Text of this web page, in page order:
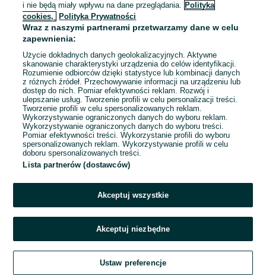
To ogłoszenie nie jest już dostępne
Przejdź na stronę główną
i nie będą miały wpływu na dane przeglądania. Polityka
cookies,
Polityka Prywatności
Wraz z naszymi partnerami przetwarzamy dane w celu
zapewnienia:
Użycie dokładnych danych geolokalizacyjnych. Aktywne
skanowanie charakterystyki urządzenia do celów identyfikacji.
Rozumienie odbiorców dzięki statystyce lub kombinacji danych
z różnych źródeł. Przechowywanie informacji na urządzeniu lub
dostęp do nich. Pomiar efektywności reklam. Rozwój i
ulepszanie usług. Tworzenie profili w celu personalizacji treści.
Tworzenie profili w celu spersonalizowanych reklam.
Wykorzystywanie ograniczonych danych do wyboru reklam.
Wykorzystywanie ograniczonych danych do wyboru treści.
Pomiar efektywności treści. Wykorzystanie profili do wyboru
spersonalizowanych reklam. Wykorzystywanie profili w celu
doboru spersonalizowanych treści.
Lista partnerów (dostawców)
Akceptuj wszystkie
Akceptuj niezbędne
Ustaw preferencje